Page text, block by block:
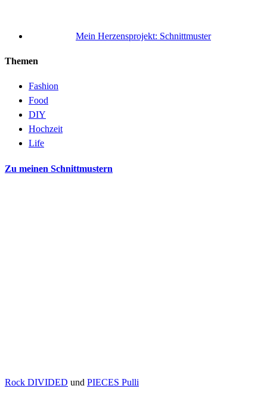
Mein Herzensprojekt: Schnittmuster
Themen
Fashion
Food
DIY
Hochzeit
Life
Zu meinen Schnittmustern
Rock DIVIDED und PIECES Pulli